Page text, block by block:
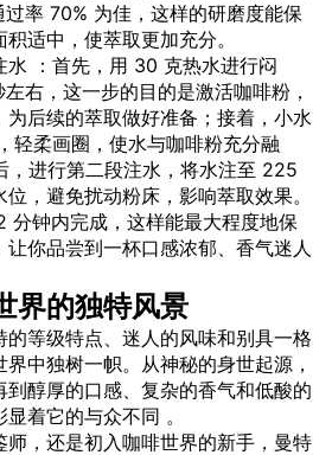
率 70% 为佳，这样的研磨度能保
适中，使萃取更加充分。
水 ：首先，用 30 克热水进行闷
右，这一步的目的是激活咖啡粉，
后续的萃取做好准备；接着，小水
轻柔画圈，使水与咖啡粉充分融
，进行第二段注水，将水注至 225
，避免扰动粉床，影响萃取效果。
分钟内完成，这样能最大程度地保
你品尝到一杯口感浓郁、香气迷人
界的独特风景
的等级特点、迷人的风味和别具一格
中独树一帜。从神秘的身世起源，
醇厚的口感、复杂的香气和低酸的
着它的与众不同 。
师，还是初入咖啡世界的新手，曼特